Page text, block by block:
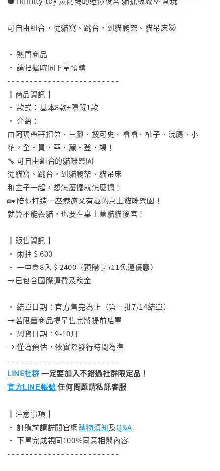
可自由組合，從貓窩、跳台，到貓爬架、貓吊床🐱
• 熱門商品
• 請把握時間下單預購
- - - - - - - - - - - - - - - - - - - - - - - - -
┃商品資訊┃
• 款式：基本8款+隱藏1款
• 介紹：
由阿瑪帶著招弟、三腳、搜可史、嚕嚕、柚子、浣腸、小
花，全・員・華・麗・登・場！
​🔧 可自由組合的貓咪樂園
從貓窩、跳台，到貓爬架、貓吊床
和主子一起，想怎麼擺就怎麼擺！
🏡 陪你打造一座療癒又有趣的桌上貓咪樂園！
就算不能養貓，也要在桌上蓋貓貓後宮！
┃販售資訊┃
• 兩抽 $ 600
• 一中盒8入 $ 2400（預購享711免運優惠）
→已包含國際運費及稅金
• 結單日期：官方售完為止（第一批7/14結單）
→若限量商品提早售完將提前結單
• 到貨日期：9-10月
→ 僅為預估，依實際發行時間為準
- - - - - - - - - - - - - - - - - - - - - - - - -
LINE社群一定要加入不錯過社群限定品！
官方LINE帳號 任何問題請私訊客服
┃注意事項┃
• 訂購前請詳閱官網購物須知及Q&A
• 下單完成視同100%同意相關內容
- - - - - - - - - - - - - - - - - - - - - - - - -